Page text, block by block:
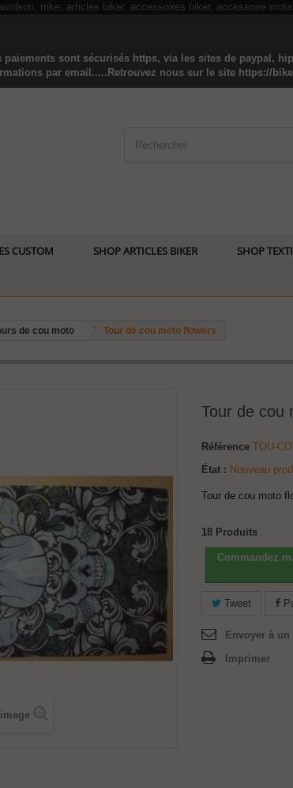
paiements sont sécurisés https, via les sites de paypal,
par email.....Retrouvez nous sur le site https://
CUSTOM SHOP ARTICLES BIKER SHOP
de cou moto Tour de cou moto flowers
Tour de cou
Référence TOU-
État : Nouveau
Tour de cou moto
18 Produits
Commandez
Tweet
Envoyer à un
Imprimer